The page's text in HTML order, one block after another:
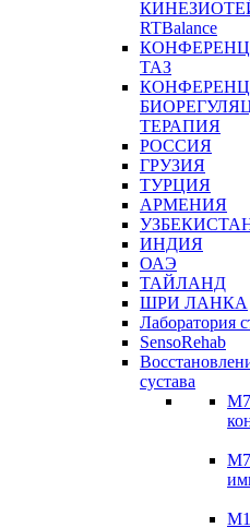
RTBalance
ТАЗ
ТЕРАПИЯ
РОССИЯ
ГРУЗИЯ
ТУРЦИЯ
АРМЕНИЯ
ИНДИЯ
ОАЭ
ТАЙЛАНД
ШРИ ЛАНКА
Лаборатория
SensoRehab
сустава